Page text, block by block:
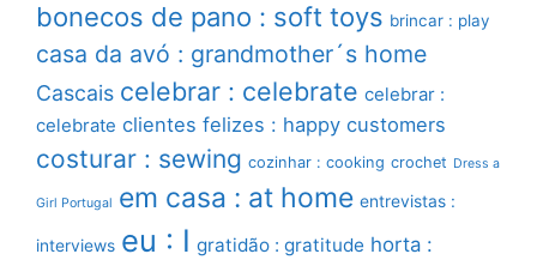
bonecos de pano : soft toys brincar : play
casa da avó : grandmother´s home
Cascais celebrar : celebrate celebrar :
celebrate clientes felizes : happy customers
costurar : sewing cozinhar : cooking crochet Dress a
Girl Portugal em casa : at home entrevistas :
interviews eu : I gratidão : gratitude horta :